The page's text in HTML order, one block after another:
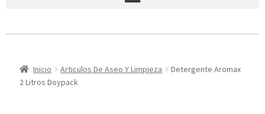
Inicio Articulos De Aseo Y Limpieza
Detergente Aromax
2 Litros Doypack